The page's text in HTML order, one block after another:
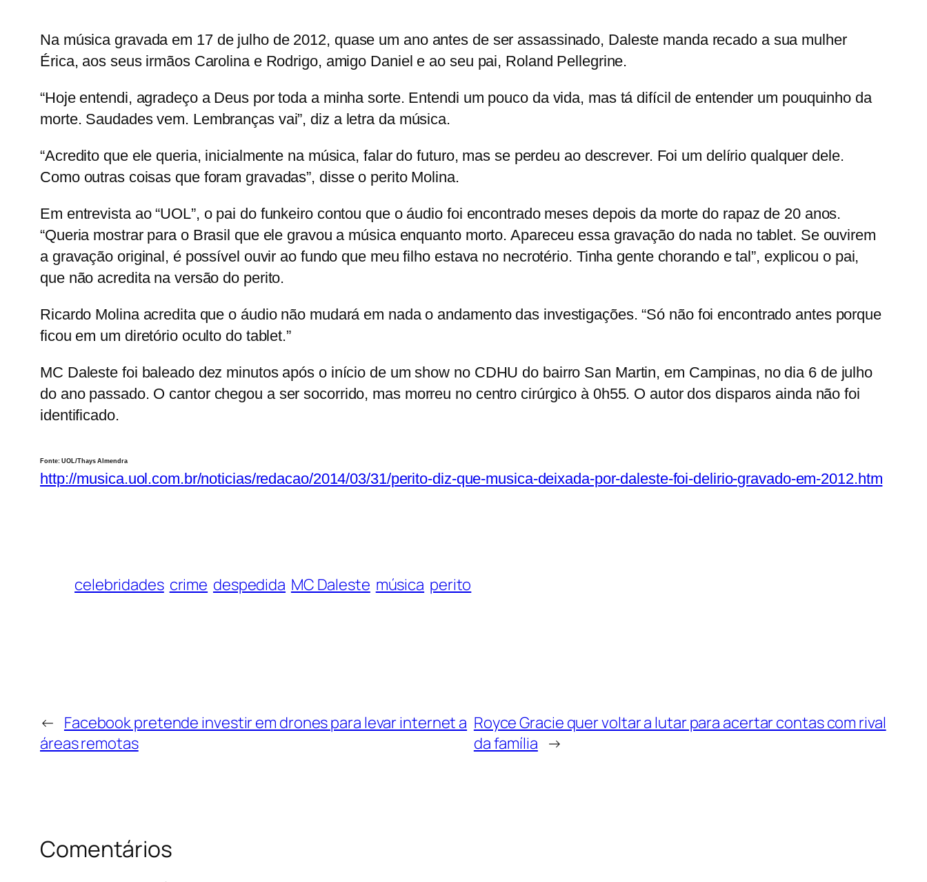
Na música gravada em 17 de julho de 2012, quase um ano antes de ser assassinado, Daleste manda recado a sua mulher
Érica, aos seus irmãos Carolina e Rodrigo, amigo Daniel e ao seu pai, Roland Pellegrine.
“Hoje entendi, agradeço a Deus por toda a minha sorte. Entendi um pouco da vida, mas tá difícil de entender um pouquinho da
morte. Saudades vem. Lembranças vai”, diz a letra da música.
“Acredito que ele queria, inicialmente na música, falar do futuro, mas se perdeu ao descrever. Foi um delírio qualquer dele.
Como outras coisas que foram gravadas”, disse o perito Molina.
Em entrevista ao “UOL”, o pai do funkeiro contou que o áudio foi encontrado meses depois da morte do rapaz de 20 anos.
“Queria mostrar para o Brasil que ele gravou a música enquanto morto. Apareceu essa gravação do nada no tablet. Se ouvirem
a gravação original, é possível ouvir ao fundo que meu filho estava no necrotério. Tinha gente chorando e tal”, explicou o pai,
que não acredita na versão do perito.
Ricardo Molina acredita que o áudio não mudará em nada o andamento das investigações. “Só não foi encontrado antes porque
ficou em um diretório oculto do tablet.”
MC Daleste foi baleado dez minutos após o início de um show no CDHU do bairro San Martin, em Campinas, no dia6 de julho
do ano passado. O cantor chegou a ser socorrido, mas morreu no centro cirúrgico à 0h55. O autor dos disparos ainda não foi
identificado.
Fonte: UOL/Thays Almendra
http://musica.uol.com.br/noticias/redacao/2014/03/31/perito-diz-que-musica-deixada-por-daleste-foi-delirio-gravado-em-2012.htm
celebridades crime despedida MC Daleste música perito
← Facebook pretende investir em drones para levar internet a
áreas remotas
Royce Gracie quer voltar a lutar para acertar contas com rival
da família →
Comentários